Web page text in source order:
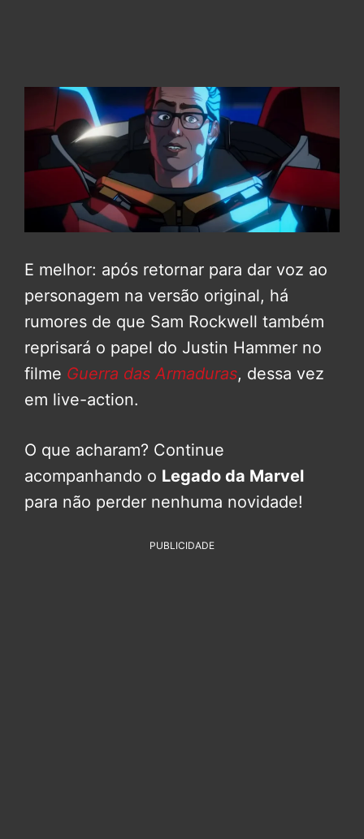
E melhor: após retornar para dar voz ao
personagem na versão original, há
rumores de que Sam Rockwell também
reprisará o papel do Justin Hammer no
filme Guerra das Armaduras, dessa vez
em live-action.
O que acharam? Continue
acompanhando o Legado da Marvel
para não perder nenhuma novidade!
PUBLICIDADE